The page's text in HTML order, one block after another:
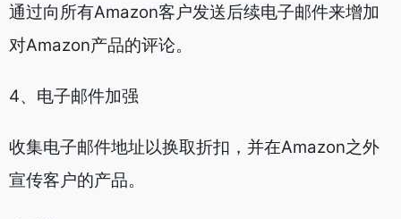
通过向所有Amazon客户发送后续电子邮件来增加
对Amazon产品的评论。
4、电子邮件加强
收集电子邮件地址以换取折扣，并在Amazon之外
宣传客户的产品。